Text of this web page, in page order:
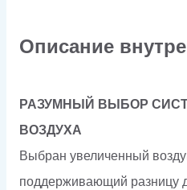
Описание
РАЗУМНЫЙ ВЫБОР
ВОЗДУХА
Выбран увеличенный
поддерживающий разницу